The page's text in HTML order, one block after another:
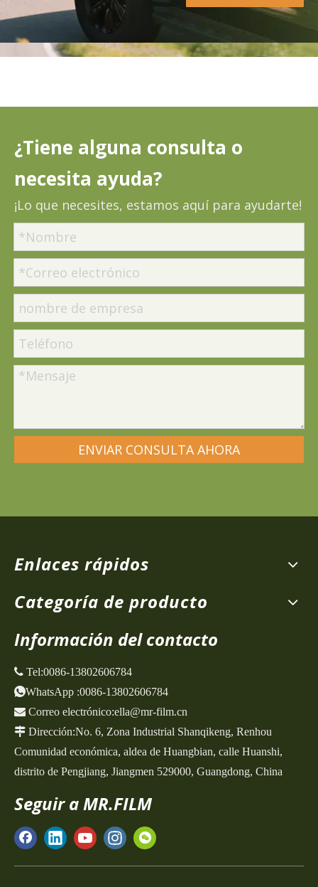
¿Tiene alguna consulta o
necesita ayuda?
¡Lo que necesites, estamos aquí para ayudarte!
ENVIAR CONSULTA AHORA
Enlaces rápidos
Categoría de producto
Información del contacto
 Tel:0086-13802606784
WhatsApp :0086-13802606784
 Correo electrónico:ella@mr-film.cn
 Dirección:No. 6, Zona Industrial Shanqikeng, Renhou
Comunidad económica, aldea de Huangbian, calle Huanshi,
distrito de Pengjiang, Jiangmen 529000, Guangdong, China
Seguir a MR.FILM